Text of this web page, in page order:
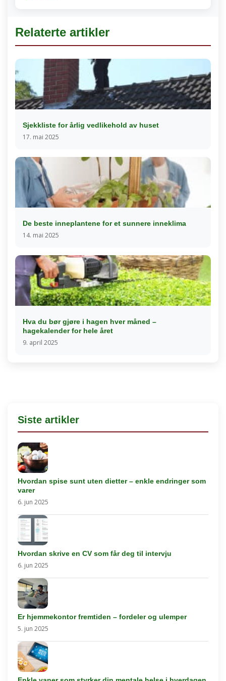
Relaterte artikler
Sjekkliste for årlig vedlikehold av huset
17. mai 2025
De beste inneplantene for et sunnere inneklima
14. mai 2025
Hva du bør gjøre i hagen hver måned –
hagekalender for hele året
9. april 2025
Siste artikler
Hvordan spise sunt uten dietter – enkle endringer som
varer
6. jun 2025
Hvordan skrive en CV som får deg til intervju
6. jun 2025
Er hjemmekontor fremtiden – fordeler og ulemper
5. jun 2025